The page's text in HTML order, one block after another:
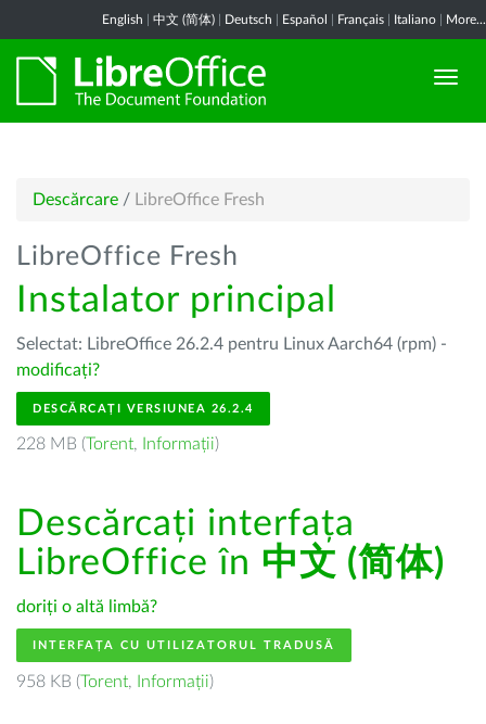
English 中文 (简体) Deutsch Español Français Italiano More...
Descărcare / LibreOffice Fresh
LibreOffice Fresh
Instalator principal
Selectat: LibreOffice 26.2.4 pentru Linux Aarch64 (rpm) -
modificați?
DESCĂRCAȚI VERSIUNEA 26.2.4
228 MB (Torent, Informații)
Descărcați interfața
LibreOffice în 中文 (简体)
doriți o altă limbă?
INTERFAȚA CU UTILIZATORUL TRADUSĂ
958 KB (Torent, Informații)